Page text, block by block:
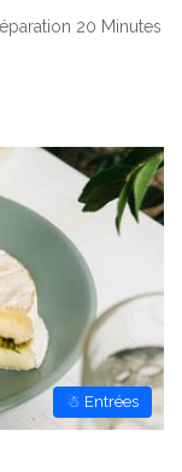
20 Minutes
☃ Entrées